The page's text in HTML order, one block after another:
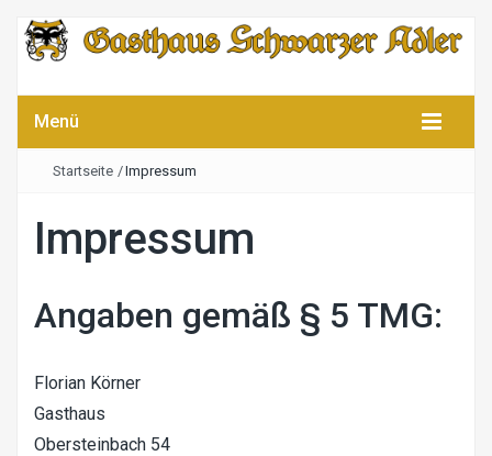
Menü
Startseite /Impressum
Impressum
Angaben gemäß § 5 TMG:
Florian Körner
Gasthaus
Obersteinbach 54